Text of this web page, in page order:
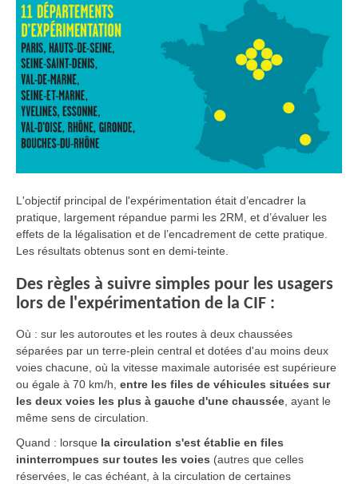
L'objectif principal de l'expérimentation était d’encadrer la
pratique, largement répandue parmi les 2RM, et d’évaluer les
effets de la légalisation et de l’encadrement de cette pratique.
Les résultats obtenus sont en demi-teinte.
Des règles à suivre simples pour les usagers
lors de l'expérimentation de la CIF :
Où : sur les autoroutes et les routes à deux chaussées
séparées par un terre-plein central et dotées d'au moins deux
voies chacune, où la vitesse maximale autorisée est supérieure
ou égale à 70 km/h, entre les files de véhicules situées sur
les deux voies les plus à gauche d'une chaussée, ayant le
même sens de circulation.
Quand : lorsque la circulation s'est établie en files
ininterrompues sur toutes les voies (autres que celles
réservées, le cas échéant, à la circulation de certaines